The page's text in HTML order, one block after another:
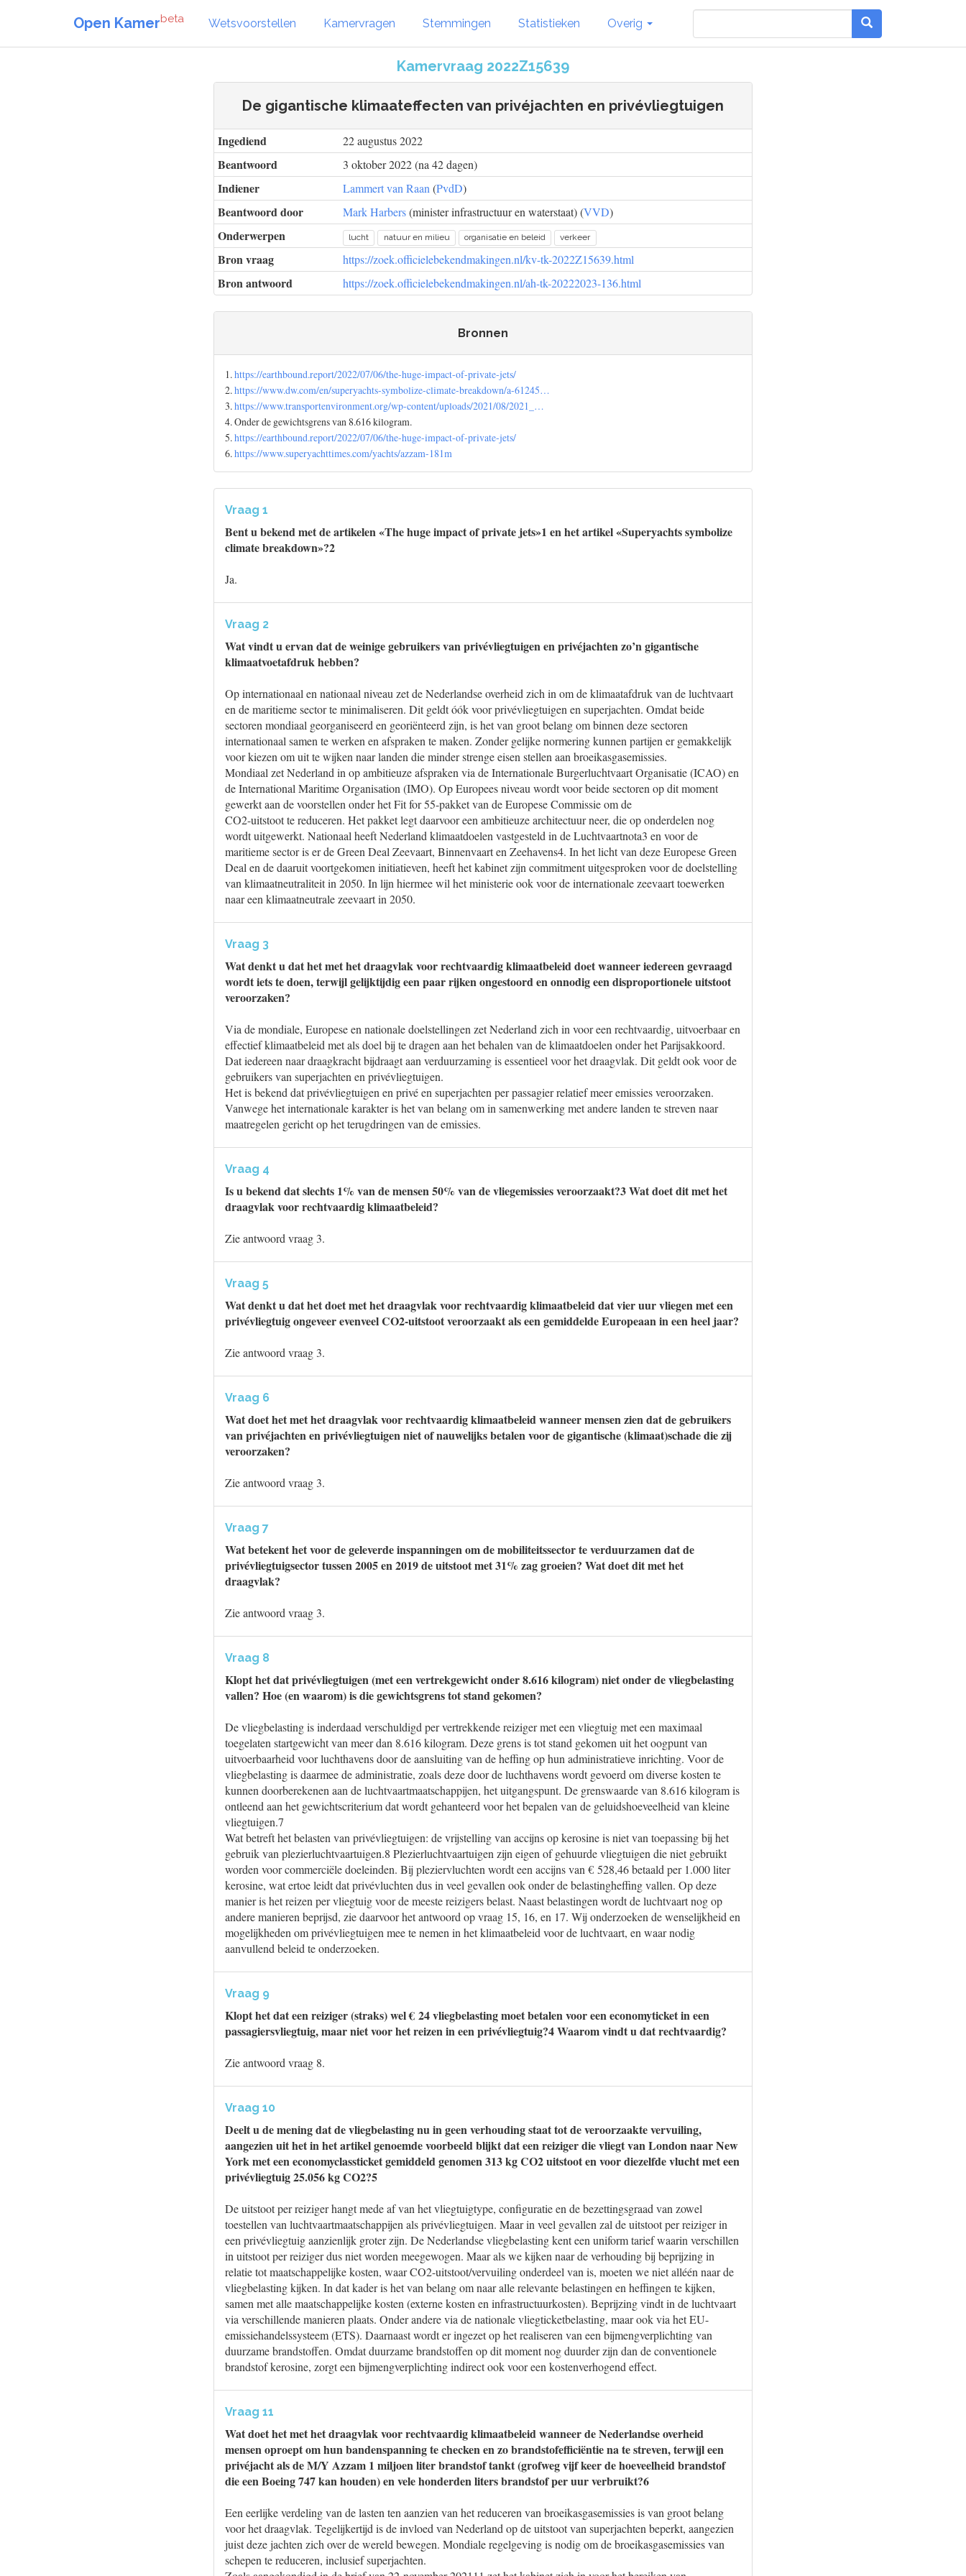
Open Kamerbeta Wetsvoorstellen Kamervragen Stemmingen Statistieken Overig
Kamervraag 2022Z15639
De gigantische klimaateffecten van privéjachten en privévliegtuigen
Ingediend 22 augustus 2022
Beantwoord 3 oktober 2022 (na 42 dagen)
Indiener Lammert van Raan (PvdD)
Beantwoord door Mark Harbers(minister infrastructuur en waterstaat) (VVD)
Onderwerpen lucht natuur en milieu organisatie en beleid verkeer
Bron vraag https://zoek.officielebekendmakingen.nl/kv-tk-2022Z15639.html
Bron antwoord https://zoek.officielebekendmakingen.nl/ah-tk-20222023-136.html
Bronnen
1.https://earthbound.report/2022/07/06/the-huge-impact-of-private-jets/
2.https://www.dw.com/en/superyachts-symbolize-climate-breakdown/a-61245…
3.https://www.transportenvironment.org/wp-content/uploads/2021/08/2021_…
4. Onder de gewichtsgrens van 8.616 kilogram.
5.https://earthbound.report/2022/07/06/the-huge-impact-of-private-jets/
6.https://www.superyachttimes.com/yachts/azzam-181m
Vraag 1
Bent u bekend met de artikelen «The huge impact of private jets»1 en het artikel «Superyachts symbolize
climate breakdown»?2
Ja.
Vraag 2
Wat vindt u ervan dat de weinige gebruikers van privévliegtuigen en privéjachten zo’n gigantische
klimaatvoetafdruk hebben?
Op internationaal en nationaal niveau zet de Nederlandse overheid zich in om de klimaatafdruk van de luchtvaart
en de maritieme sector te minimaliseren. Dit geldt óók voor privévliegtuigen en superjachten. Omdat beide
sectoren mondiaal georganiseerd en georiënteerd zijn, is het van groot belang om binnen deze sectoren
internationaal samen te werken en afspraken te maken. Zonder gelijke normering kunnen partijen er gemakkelijk
voor kiezen om uit te wijken naar landen die minder strenge eisen stellen aan broeikasgasemissies.
Mondiaal zet Nederland in op ambitieuze afspraken via de Internationale Burgerluchtvaart Organisatie (ICAO) en
de International Maritime Organisation (IMO). Op Europees niveau wordt voor beide sectoren op dit moment
gewerkt aan de voorstellen onder het Fit for 55-pakket van de Europese Commissie om de
CO2-uitstoot te reduceren. Het pakket legt daarvoor een ambitieuze architectuur neer, die op onderdelen nog
wordt uitgewerkt. Nationaal heeft Nederland klimaatdoelen vastgesteld in de Luchtvaartnota3 en voor de
maritieme sector is er de Green Deal Zeevaart, Binnenvaart en Zeehavens4. In het licht van deze Europese Green
Deal en de daaruit voortgekomen initiatieven, heeft het kabinet zijn commitment uitgesproken voor de doelstelling
van klimaatneutraliteit in 2050. In lijn hiermee wil het ministerie ook voor de internationale zeevaart toewerken
naar een klimaatneutrale zeevaart in 2050.
Vraag 3
Wat denkt u dat het met het draagvlak voor rechtvaardig klimaatbeleid doet wanneer iedereen gevraagd
wordt iets te doen, terwijl gelijktijdig een paar rijken ongestoord en onnodig een disproportionele uitstoot
veroorzaken?
Via de mondiale, Europese en nationale doelstellingen zet Nederland zich in voor een rechtvaardig, uitvoerbaar en
effectief klimaatbeleid met als doel bij te dragen aan het behalen van de klimaatdoelen onder het Parijsakkoord.
Dat iedereen naar draagkracht bijdraagt aan verduurzaming is essentieel voor het draagvlak. Dit geldt ook voor de
gebruikers van superjachten en privévliegtuigen.
Het is bekend dat privévliegtuigen en privé en superjachten per passagier relatief meer emissies veroorzaken.
Vanwege het internationale karakter is het van belang om in samenwerking met andere landen te streven naar
maatregelen gericht op het terugdringen van de emissies.
Vraag 4
Is u bekend dat slechts 1% van de mensen 50% van de vliegemissies veroorzaakt?3 Wat doet dit met het
draagvlak voor rechtvaardig klimaatbeleid?
Zie antwoord vraag 3.
Vraag 5
Wat denkt u dat het doet met het draagvlak voor rechtvaardig klimaatbeleid dat vier uur vliegen met een
privévliegtuig ongeveer evenveel CO2-uitstoot veroorzaakt als een gemiddelde Europeaan in een heel jaar?
Zie antwoord vraag 3.
Vraag 6
Wat doet het met het draagvlak voor rechtvaardig klimaatbeleid wanneer mensen zien dat de gebruikers
van privéjachten en privévliegtuigen niet of nauwelijks betalen voor de gigantische (klimaat)schade die zij
veroorzaken?
Zie antwoord vraag 3.
Vraag 7
Wat betekent het voor de geleverde inspanningen om de mobiliteitssector te verduurzamen dat de
privévliegtuigsector tussen 2005 en 2019 de uitstoot met 31% zag groeien? Wat doet dit met het
draagvlak?
Zie antwoord vraag 3.
Vraag 8
Klopt het dat privévliegtuigen (met een vertrekgewicht onder 8.616 kilogram) niet onder de vliegbelasting
vallen? Hoe (en waarom) is die gewichtsgrens tot stand gekomen?
De vliegbelasting is inderdaad verschuldigd per vertrekkende reiziger met een vliegtuig met een maximaal
toegelaten startgewicht van meer dan 8.616 kilogram. Deze grens is tot stand gekomen uit het oogpunt van
uitvoerbaarheid voor luchthavens door de aansluiting van de heffing op hun administratieve inrichting. Voor de
vliegbelasting is daarmee de administratie, zoals deze door de luchthavens wordt gevoerd om diverse kosten te
kunnen doorberekenen aan de luchtvaartmaatschappijen, het uitgangspunt. De grenswaarde van 8.616 kilogram is
ontleend aan het gewichtscriterium dat wordt gehanteerd voor het bepalen van de geluidshoeveelheid van kleine
vliegtuigen.7
Wat betreft het belasten van privévliegtuigen: de vrijstelling van accijns op kerosine is niet van toepassing bij het
gebruik van plezierluchtvaartuigen.8 Plezierluchtvaartuigen zijn eigen of gehuurde vliegtuigen die niet gebruikt
worden voor commerciële doeleinden. Bij pleziervluchten wordt een accijns van € 528,46 betaald per 1.000 liter
kerosine, wat ertoe leidt dat privévluchten dus in veel gevallen ook onder de belastingheffing vallen. Op deze
manier is het reizen per vliegtuig voor de meeste reizigers belast. Naast belastingen wordt de luchtvaart nog op
andere manieren beprijsd, zie daarvoor het antwoord op vraag 15, 16, en 17. Wij onderzoeken de wenselijkheid en
mogelijkheden om privévliegtuigen mee te nemen in het klimaatbeleid voor de luchtvaart, en waar nodig
aanvullend beleid te onderzoeken.
Vraag 9
Klopt het dat een reiziger (straks) wel € 24 vliegbelasting moet betalen voor een economyticket in een
passagiersvliegtuig, maar niet voor het reizen in een privévliegtuig?4 Waarom vindt u dat rechtvaardig?
Zie antwoord vraag 8.
Vraag 10
Deelt u de mening dat de vliegbelasting nu in geen verhouding staat tot de veroorzaakte vervuiling,
aangezien uit het in het artikel genoemde voorbeeld blijkt dat een reiziger die vliegt van London naar New
York met een economyclassticket gemiddeld genomen 313 kg CO2 uitstoot en voor diezelfde vlucht met een
privévliegtuig 25.056 kg CO2?5
De uitstoot per reiziger hangt mede af van het vliegtuigtype, configuratie en de bezettingsgraad van zowel
toestellen van luchtvaartmaatschappijen als privévliegtuigen. Maar in veel gevallen zal de uitstoot per reiziger in
een privévliegtuig aanzienlijk groter zijn. De Nederlandse vliegbelasting kent een uniform tarief waarin verschillen
in uitstoot per reiziger dus niet worden meegewogen. Maar als we kijken naar de verhouding bij beprijzing in
relatie tot maatschappelijke kosten, waar CO2-uitstoot/vervuiling onderdeel van is, moeten we niet alléén naar de
vliegbelasting kijken. In dat kader is het van belang om naar alle relevante belastingen en heffingen te kijken,
samen met alle maatschappelijke kosten (externe kosten en infrastructuurkosten). Beprijzing vindt in de luchtvaart
via verschillende manieren plaats. Onder andere via de nationale vliegticketbelasting, maar ook via het EU-
emissiehandelssysteem (ETS). Daarnaast wordt er ingezet op het realiseren van een bijmengverplichting van
duurzame brandstoffen. Omdat duurzame brandstoffen op dit moment nog duurder zijn dan de conventionele
brandstof kerosine, zorgt een bijmengverplichting indirect ook voor een kostenverhogend effect.
Vraag 11
Wat doet het met het draagvlak voor rechtvaardig klimaatbeleid wanneer de Nederlandse overheid
mensen oproept om hun bandenspanning te checken en zo brandstofefficiëntie na te streven, terwijl een
privéjacht als de M/Y Azzam 1 miljoen liter brandstof tankt (grofweg vijf keer de hoeveelheid brandstof
die een Boeing 747 kan houden) en vele honderden liters brandstof per uur verbruikt?6
Een eerlijke verdeling van de lasten ten aanzien van het reduceren van broeikasgasemissies is van groot belang
voor het draagvlak. Tegelijkertijd is de invloed van Nederland op de uitstoot van superjachten beperkt, aangezien
juist deze jachten zich over de wereld bewegen. Mondiale regelgeving is nodig om de broeikasgasemissies van
schepen te reduceren, inclusief superjachten.